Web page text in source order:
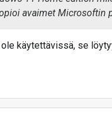
avaimet Microsoftin
käytettävissä, se